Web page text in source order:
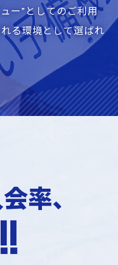
ー”としてのご利用
る環境として選ばれ
率、